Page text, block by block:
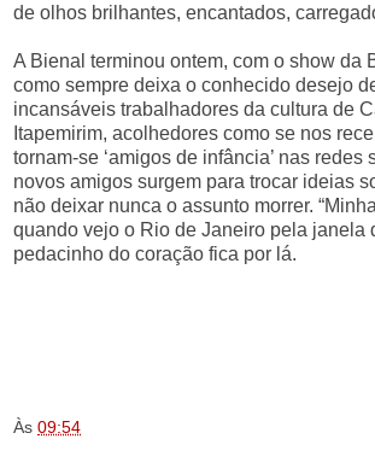
de olhos brilhantes, encantados,
A Bienal terminou ontem, com o show da
como sempre deixa o conhecido desejo
incansáveis trabalhadores da cultura de
Itapemirim, acolhedores como se nos
tornam-se ‘amigos de infância’ nas redes
novos amigos surgem para trocar ideias
não deixar nunca o assunto morrer.
quando vejo o Rio de Janeiro pela janela
pedacinho do coração fica por lá.
Às 09:54